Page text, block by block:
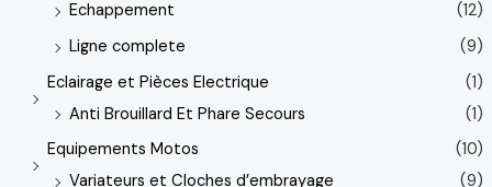
Echappement
(12)
Ligne complete
(9)
Eclairage et Pièces Electrique
(1)
Anti Brouillard Et Phare Secours
(1)
Equipements Motos
(10)
Variateurs et Cloches d’embrayage
(9)